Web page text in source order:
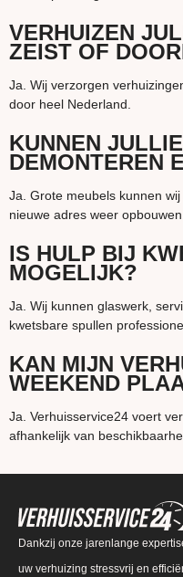
VERHUIZEN
ZEIST OF
Ja. Wij verzorgen
door heel Nederland.
KUNNEN
DEMONTEREN
Ja. Grote meubels kunnen
nieuwe adres weer opbouwen.
IS HULP BIJ
MOGELIJK?
Ja. Wij kunnen glaswerk,
kwetsbare spullen
KAN MIJN
WEEKEND
Ja. Verhuisservice24 voert
afhankelijk van
Dankzij onze jarenlange
uw verhuizing stressvrij en